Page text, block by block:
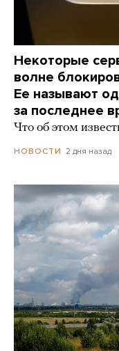
Некоторые
волне
Ее называют
за последнее
Что об этом
НОВОСТИ 2 дня назад